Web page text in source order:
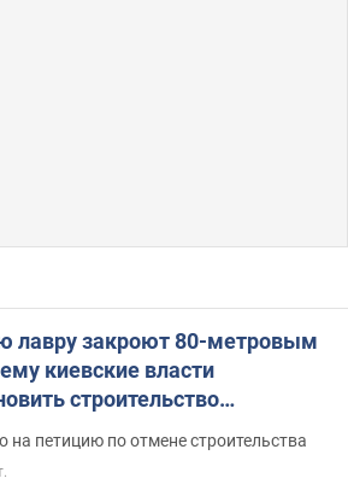
лавру закроют 80-метровым
киевские власти
строительство
на петицию по отмене строительства